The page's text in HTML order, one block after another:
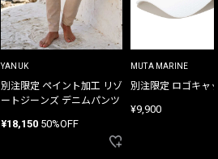
YANUK
別注限定 ペイント加工 リゾ
ートジーンズ デニムパンツ
¥18,150 50%OFF
MUTA MARINE
別注限定 ロゴキャ
¥9,900